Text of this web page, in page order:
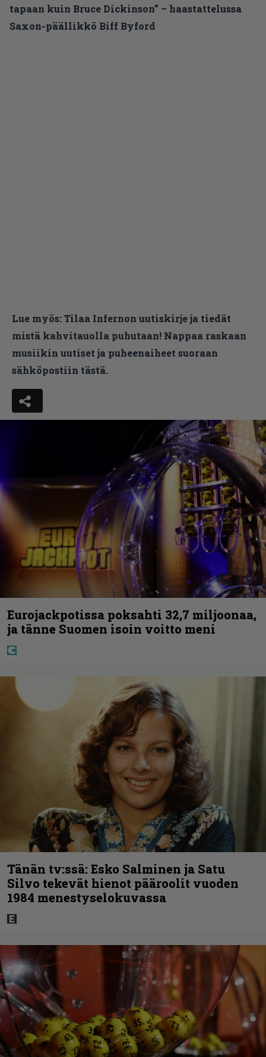
tapaan kuin Bruce Dickinson” – haastattelussa
Saxon-päällikkö Biff Byford
Lue myös:Tilaa Infernon uutiskirje ja tiedät
mistä kahvitauolla puhutaan! Nappaa raskaan
musiikin uutiset ja puheenaiheet suoraan
sähköpostiin tästä.
Eurojackpotissa poksahti 32,7 miljoonaa,
ja tänne Suomen isoin voitto meni
Tänän tv:ssä: Esko Salminen ja Satu
Silvo tekevät hienot pääroolit vuoden
1984 menestyselokuvassa